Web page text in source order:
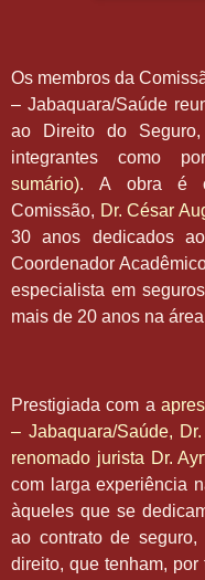
Os membros da
– Jabaquara/Saúde
ao Direito do
integrantes como
sumário). A obra é
Comissão, Dr. César
30 anos dedicados
Coordenador
especialista em
mais de 20 anos na
Prestigiada com a
– Jabaquara/Saúde,
renomado jurista Dr.
com larga experiência
àqueles que se
ao contrato de
direito, que tenham,